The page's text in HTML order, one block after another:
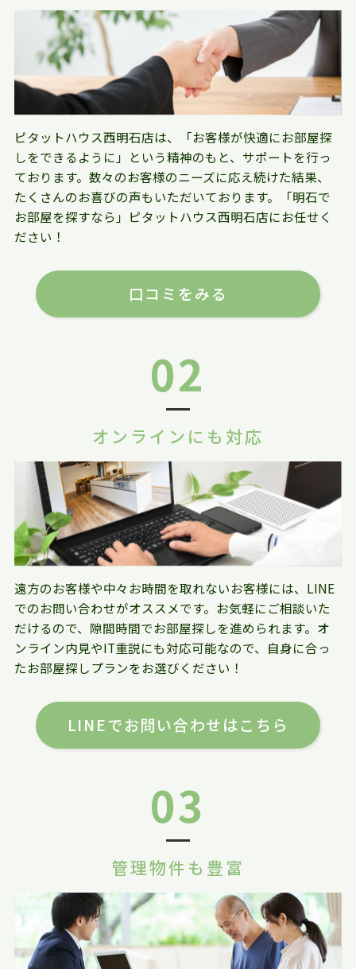
ピタットハウス西明石店は、「お客様が快適にお部屋探
しをできるように」という精神のもと、サポートを行っ
ております。数々のお客様のニーズに応え続けた結果、
たくさんのお喜びの声もいただいております。「明石で
お部屋を探すなら」ピタットハウス西明石店にお任せく
ださい！
口コミをみる
02
オンラインにも対応
遠方のお客様や中々お時間を取れないお客様には、LINE
でのお問い合わせがオススメです。お気軽にご相談いた
だけるので、隙間時間でお部屋探しを進められます。オ
ンライン内見やIT重説にも対応可能なので、自身に合っ
たお部屋探しプランをお選びください！
LINEでお問い合わせはこちら
03
管理物件も豊富